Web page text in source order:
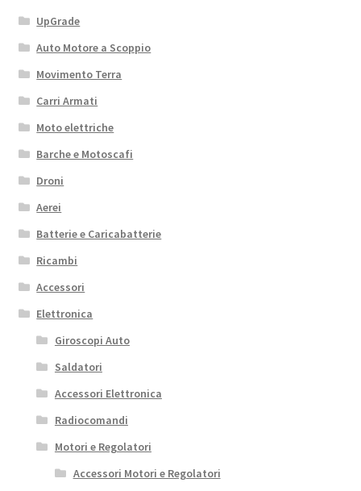
UpGrade
Auto Motore a Scoppio
Movimento Terra
Carri Armati
Moto elettriche
Barche e Motoscafi
Droni
Aerei
Batterie e Caricabatterie
Ricambi
Accessori
Elettronica
Giroscopi Auto
Saldatori
Accessori Elettronica
Radiocomandi
Motori e Regolatori
Accessori Motori e Regolatori